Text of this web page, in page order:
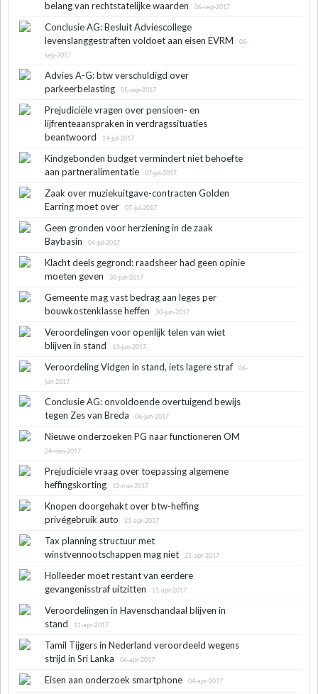
belang van rechtstatelijke waarden 06-sep-2017
Conclusie AG: Besluit Adviescollege
levenslanggestraften voldoet aan eisen EVRM
05-
sep-2017
Advies A-G: btw verschuldigd over
parkeerbelasting
05-sep-2017
Prejudiciële vragen over pensioen- en
lijfrenteaanspraken in verdragssituaties
beantwoord
14-jul-2017
Kindgebonden budget vermindert niet behoefte
aan partneralimentatie
07-jul-2017
Zaak over muziekuitgave-contracten Golden
Earring moet over
07-jul-2017
Geen gronden voor herziening in de zaak
Baybasin
04-jul-2017
Klacht deels gegrond: raadsheer had geen opinie
moeten geven
30-jun-2017
Gemeente mag vast bedrag aan leges per
bouwkostenklasse heffen
30-jun-2017
Veroordelingen voor openlijk telen van wiet
blijven in stand
13-jun-2017
Veroordeling Vidgen in stand, iets lagere straf
06-
jun-2017
Conclusie AG: onvoldoende overtuigend bewijs
tegen Zes van Breda
06-jun-2017
Nieuwe onderzoeken PG naar functioneren OM
24-mei-2017
Prejudiciële vraag over toepassing algemene
heffingskorting
12-mei-2017
Knopen doorgehakt over btw-heffing
privégebruik auto
21-apr-2017
Tax planning structuur met
winstvennootschappen mag niet
21-apr-2017
Holleeder moet restant van eerdere
gevangenisstraf uitzitten
11-apr-2017
Veroordelingen in Havenschandaal blijven in
stand
11-apr-2017
Tamil Tijgers in Nederland veroordeeld wegens
strijd in Sri Lanka
04-apr-2017
Eisen aan onderzoek smartphone 04-apr-2017